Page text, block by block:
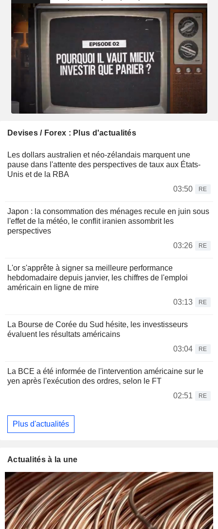
Devises / Forex : Plus d'actualités
Les dollars australien et néo-zélandais marquent une
pause dans l'attente des perspectives de taux aux États-
Unis et de la RBA
03:50
RE
Japon : la consommation des ménages recule en juin sous
l'effet de la météo, le conflit iranien assombrit les
perspectives
03:26
RE
L'or s'apprête à signer sa meilleure performance
hebdomadaire depuis janvier, les chiffres de l'emploi
américain en ligne de mire
03:13
RE
La Bourse de Corée du Sud hésite, les investisseurs
évaluent les résultats américains
03:04
RE
La BCE a été informée de l'intervention américaine sur le
yen après l'exécution des ordres, selon le FT
02:51
RE
Plus d'actualités
Actualités à la une